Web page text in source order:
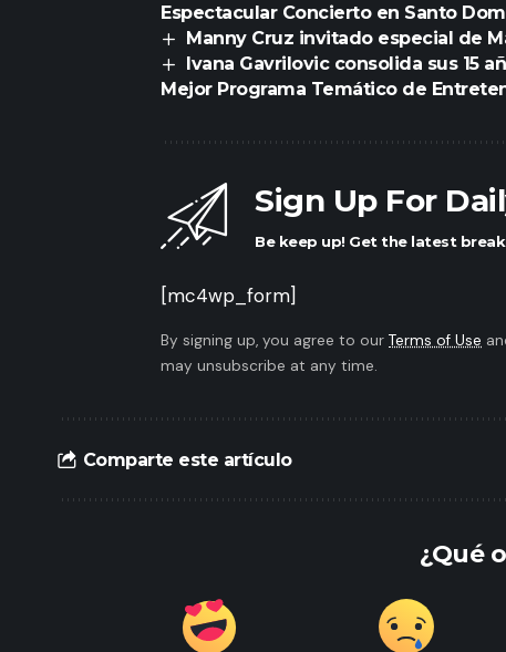
Espectacular Concierto en Santo
Manny Cruz invitado especial de
Ivana Gavrilovic consolida sus 15
Mejor Programa Temático de
Sign Up For
Be keep up! Get the latest
[mc4wp_form]
By signing up, you agree to our Terms of Use
may unsubscribe at any time.
Comparte este artículo
¿Qué